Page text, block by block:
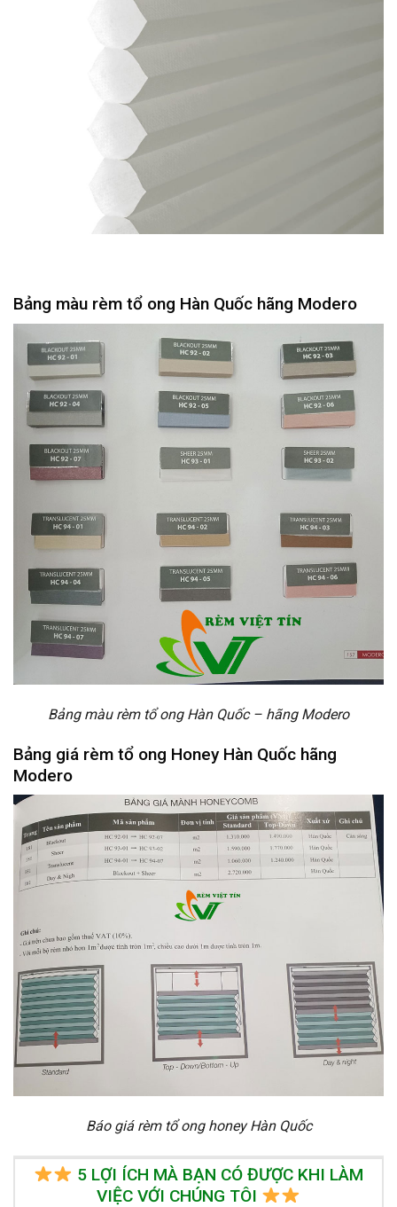
Bảng màu rèm tổ ong Hàn Quốc hãng Modero
Bảng màu rèm tổ ong Hàn Quốc – hãng Modero
Bảng giá rèm tổ ong Honey Hàn Quốc hãng
Modero
Báo giá rèm tổ ong honey Hàn Quốc
5 LỢI ÍCH MÀ BẠN CÓ ĐƯỢC KHI LÀM
VIỆC VỚI CHÚNG TÔI